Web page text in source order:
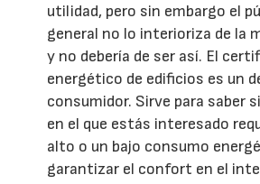
utilidad, pero sin embargo el
general no lo interioriza de la
y no debería de ser así. El
energético de edificios es un
consumidor. Sirve para saber
en el que estás interesado
alto o un bajo consumo
garantizar el confort en el